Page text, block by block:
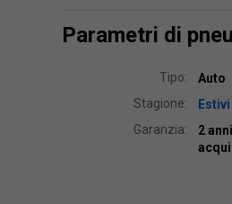
Parametri di
Tipo:
Auto
Stagione:
Estivi
Garanzia:
2